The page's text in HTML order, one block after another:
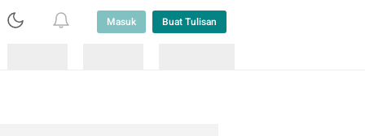
Masuk Buat Tulisan